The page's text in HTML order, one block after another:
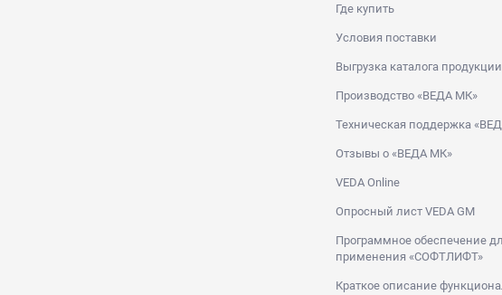
Где купить
Условия поставки
Выгрузка каталога продукции
Производство «ВЕДА МК»
Техническая поддержка
Отзывы о «ВЕДА МК»
VEDA Online
Опросный лист VEDA GM
Программное обеспечение
применения «СОФТЛИФТ»
Краткое описание